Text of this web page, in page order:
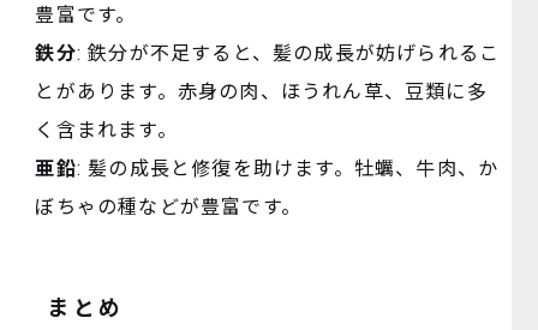
豊富です。
鉄分: 鉄分が不足すると、髪の成長が妨げられるこ
とがあります。赤身の肉、ほうれん草、豆類に多
く含まれます。
亜鉛: 髪の成長と修復を助けます。牡蠣、牛肉、か
ぼちゃの種などが豊富です。
まとめ